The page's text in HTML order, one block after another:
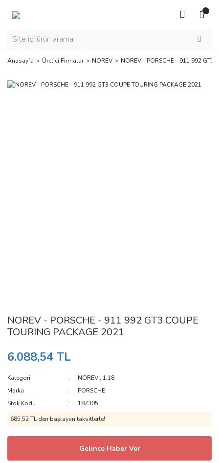
Anasayfa Üretici Firmalar NOREV NOREV - PORSCHE - 911 992 GT3
NOREV - PORSCHE - 911 992 GT3 COUPE
TOURING PACKAGE 2021
6.088,54 TL
Kategori NOREV , 1:18
Marka
PORSCHE
Stok Kodu
187305
685,52 TL den başlayan taksitlerle!
Gelince Haber Ver